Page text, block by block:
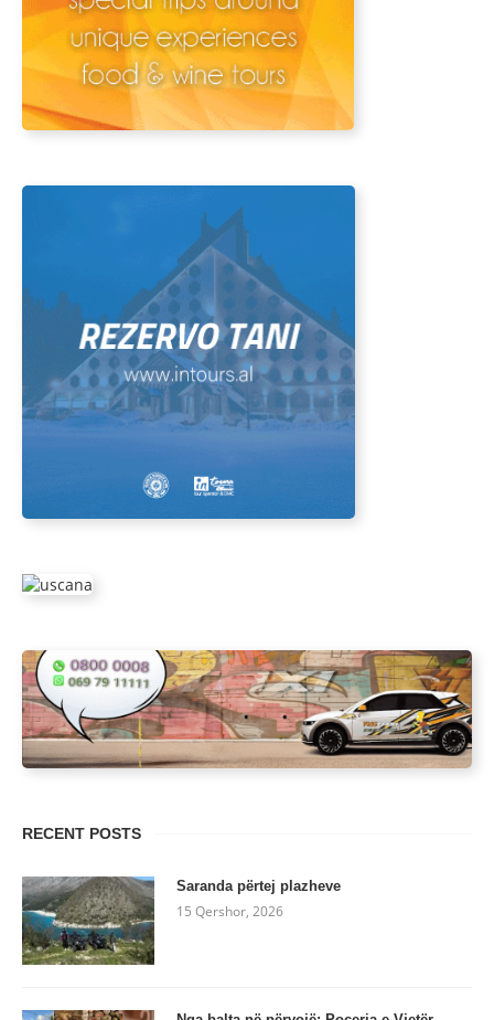
RECENT POSTS
Saranda përtej plazheve
15 Qershor, 2026